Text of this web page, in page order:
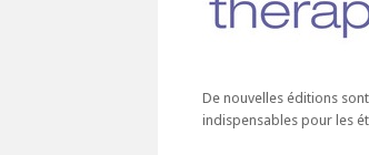
De nouvelles éditions
indispensables pour les